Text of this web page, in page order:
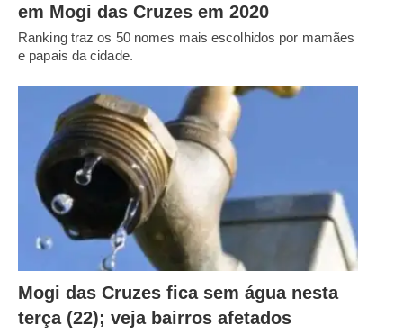
em Mogi das Cruzes em 2020
Ranking traz os 50 nomes mais escolhidos por mamães
e papais da cidade.
Mogi das Cruzes fica sem água nesta
terça (22); veja bairros afetados